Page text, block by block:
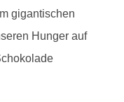
gigantischen
Hunger auf